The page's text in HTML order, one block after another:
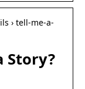
› tell-me-a-
Story?